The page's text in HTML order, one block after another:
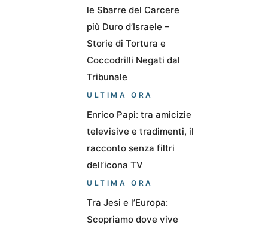
le Sbarre del Carcere
più Duro d’Israele –
Storie di Tortura e
Coccodrilli Negati dal
Tribunale
ULTIMA ORA
Enrico Papi: tra amicizie
televisive e tradimenti, il
racconto senza filtri
dell’icona TV
ULTIMA ORA
Tra Jesi e l’Europa:
Scopriamo dove vive